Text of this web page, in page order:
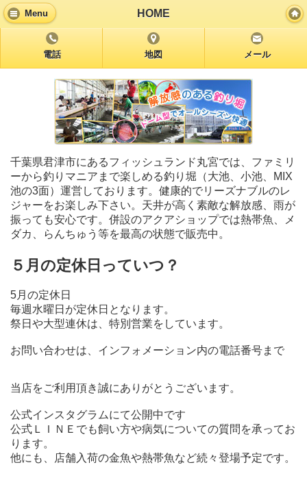
Menu HOME
電話 地図 メール
千葉県君津市にあるフィッシュランド丸宮では、ファミリ
ーから釣りマニアまで楽しめる釣り堀（大池、小池、MIX
池の3面）運営しております。健康的でリーズナブルのレ
ジャーをお楽しみ下さい。天井が高く素敵な解放感、雨が
振っても安心です。併設のアクアショップでは熱帯魚、メ
ダカ、らんちゅう等を最高の状態で販売中。
５月の定休日っていつ？
5月の定休日
毎週水曜日が定休日となります。
祭日や大型連休は、特別営業をしています。
お問い合わせは、インフォメーション内の電話番号まで
当店をご利用頂き誠にありがとうございます。
公式インスタグラムにて公開中です
公式ＬＩＮＥでも飼い方や病気についての質問を承ってお
ります。
他にも、店舗入荷の金魚や熱帯魚など続々登場予定です。